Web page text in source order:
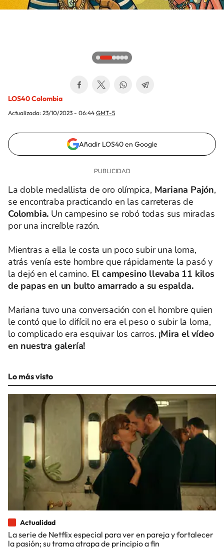
LOS40 Colombia
Actualizada: 23/10/2023 - 06:44 GMT-5
Añadir LOS40 en Google
La doble medallista de oro olímpica, Mariana Pajón,
se encontraba practicando en las carreteras de
Colombia. Un campesino se robó todas sus miradas
por una increíble razón.
Mientras a ella le costa un poco subir una loma,
atrás venía este hombre que rápidamente la pasó y
la dejó en el camino. El campesino llevaba 11 kilos
de papas en un bulto amarrado a su espalda.
Mariana tuvo una conversación con el hombre quien
le contó que lo difícil no era el peso o subir la loma,
lo complicado era esquivar los carros. ¡Mira el vídeo
en nuestra galería!
Lo más visto
Actualidad
La serie de Netflix especial para ver en pareja y fortalecer
la pasión; su trama atrapa de principio a fin